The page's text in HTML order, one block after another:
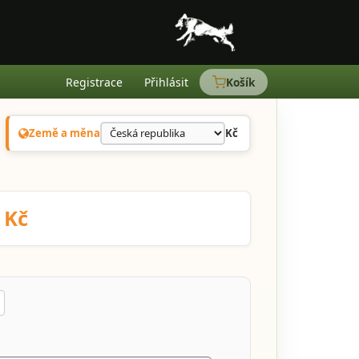
Košík
Registrace Přihlásit
Země a měna Kč